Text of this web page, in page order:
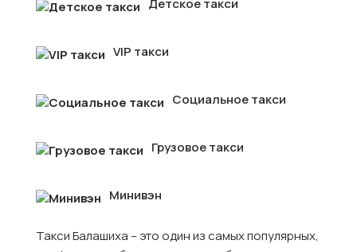
Детское такси
VIP такси
Социальное такси
Грузовое такси
Минивэн
Такси Балашиха – это один из самых популярных,